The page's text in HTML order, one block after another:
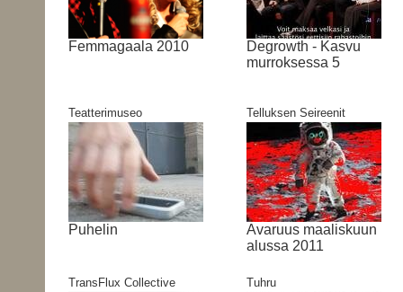
Femmagaala 2010
Degrowth - Kasvu
murroksessa 5
Teatterimuseo
Puhelin
Telluksen Seireenit
Avaruus maaliskuun
alussa 2011
TransFlux Collective Tuhru